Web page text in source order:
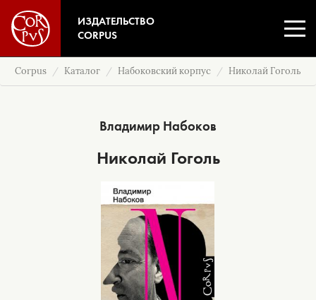
ИЗДАТЕЛЬСТВО
CORPUS
Corpus Каталог Набоковский корпус Николай Гоголь
Владимир Набоков
Николай Гоголь